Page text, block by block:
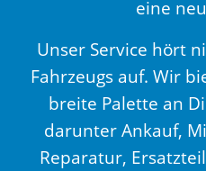
eine
Unser Service hört
Fahrzeugs auf. Wir
breite Palette an
darunter Ankauf,
Reparatur,